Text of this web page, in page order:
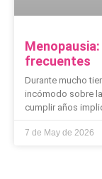
frecuentes
Durante mucho
incómodo sobre
cumplir años
7 de May de 2026